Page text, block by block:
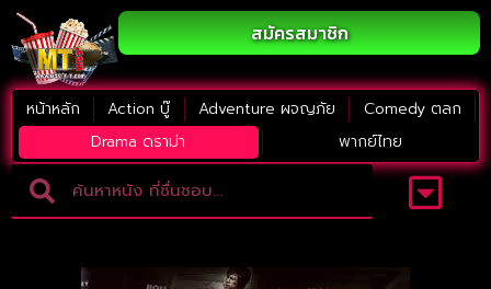
สมัครสมาชิก
หน้าหลัก Action บู๊ Adventure ผจญภัย
Comedy ตลก
Drama ดราม่า
พากย์ไทย